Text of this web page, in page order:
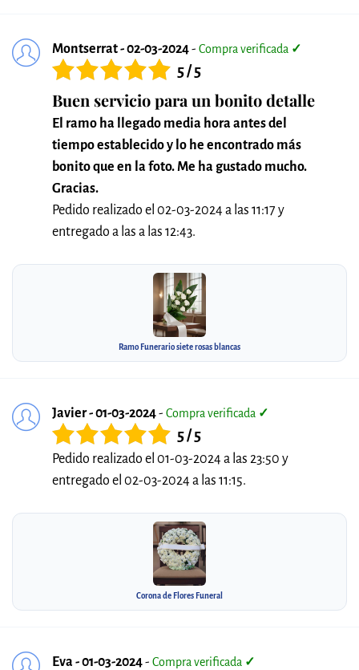
Montserrat - 02-03-2024- Compra verificada ✓
5 / 5
Buen servicio para un bonito detalle
El ramo ha llegado media hora antes del
tiempo establecido y lo he encontrado más
bonito que en la foto. Me ha gustado mucho.
Gracias.
Pedido realizado el 02-03-2024 a las 11:17 y
entregado a las a las 12:43.
Ramo Funerario siete rosas blancas
Javier - 01-03-2024- Compra verificada ✓
5 / 5
Pedido realizado el 01-03-2024 a las 23:50 y
entregado el 02-03-2024 a las 11:15.
Corona de Flores Funeral
Eva - 01-03-2024- Compra verificada ✓